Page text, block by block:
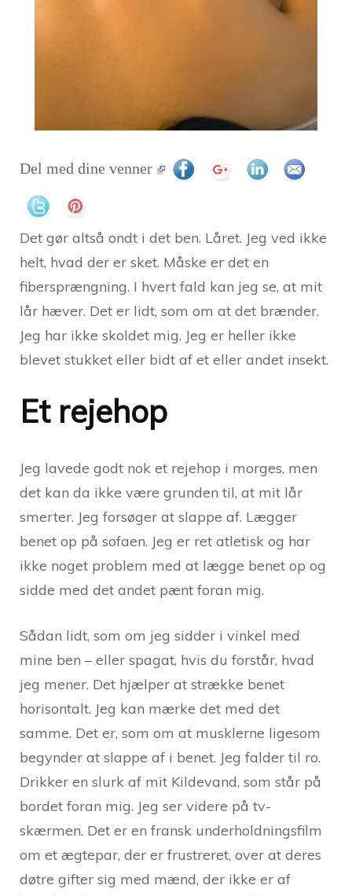
Del med dine venner
Det gør altså ondt i det ben. Låret. Jeg ved ikke
helt, hvad der er sket. Måske er det en
fibersprængning. I hvert fald kan jeg se, at mit
lår hæver. Det er lidt, som om at det brænder.
Jeg har ikke skoldet mig. Jeg er heller ikke
blevet stukket eller bidt af et eller andet insekt.
Et rejehop
Jeg lavede godt nok et rejehop i morges, men
det kan da ikke være grunden til, at mit lår
smerter. Jeg forsøger at slappe af. Lægger
benet op på sofaen. Jeg er ret atletisk og har
ikke noget problem med at lægge benet op og
sidde med det andet pænt foran mig.
Sådan lidt, som om jeg sidder i vinkel med
mine ben – eller spagat, hvis du forstår, hvad
jeg mener. Det hjælper at strække benet
horisontalt. Jeg kan mærke det med det
samme. Det er, som om at musklerne ligesom
begynder at slappe af i benet. Jeg falder til ro.
Drikker en slurk af mit Kildevand, som står på
bordet foran mig. Jeg ser videre på tv-
skærmen. Det er en fransk underholdningsfilm
om et ægtepar, der er frustreret, over at deres
døtre gifter sig med mænd, der ikke er af